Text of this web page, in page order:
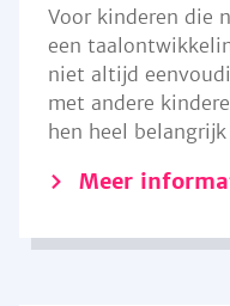
Voor kinderen die
een
niet altijd
met andere
hen heel
Meer